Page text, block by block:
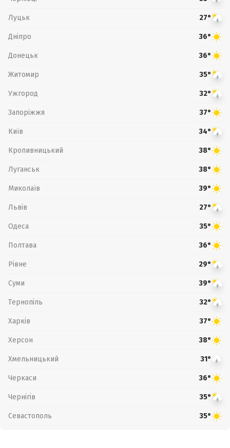
Луцьк 27°
Дніпро 36°
Донецьк 36°
Житомир 35°
Ужгород 32°
Запоріжжя 37°
Київ 34°
Кропивницький 38°
Луганськ 38°
Миколаїв 39°
Львів 27°
Одеса 35°
Полтава 36°
Рівне 29°
Суми 39°
Тернопіль 32°
Харків 37°
Херсон 38°
Хмельницький 31°
Черкаси 36°
Чернігів 35°
Севастополь 35°